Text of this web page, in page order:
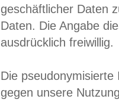
geschäftlicher Daten
Daten. Die Angabe
ausdrücklich freiwillig.
Die
gegen unsere